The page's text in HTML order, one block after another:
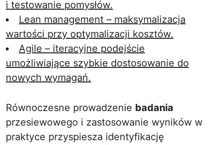
i testowanie pomysłów.
Lean management – maksymalizacja
wartości przy optymalizacji kosztów.
Agile – iteracyjne podejście
umożliwiające szybkie dostosowanie do
nowych wymagań.
Równoczesne prowadzenie badania
przesiewowego i zastosowanie wyników w
praktyce przyspiesza identyfikację